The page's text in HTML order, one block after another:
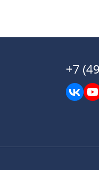
+7